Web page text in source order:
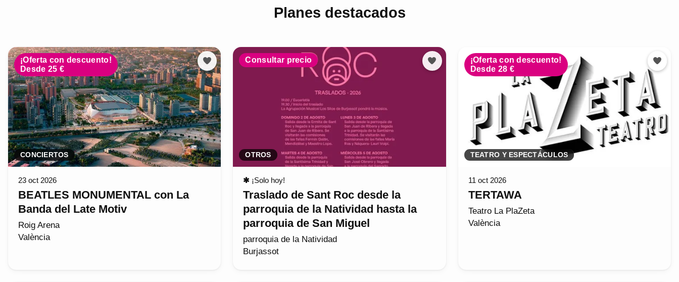
Planes destacados
¡Oferta con descuento!
Desde 25 €
CONCIERTOS
23 oct 2026
BEATLES MONUMENTAL con La
Banda del Late Motiv
Roig Arena
València
Consultar precio
OTROS
✱ ¡Solo hoy!
Traslado de Sant Roc desde la
parroquia de la Natividad hasta la
parroquia de San Miguel
parroquia de la Natividad
Burjassot
¡Oferta con descuento!
Desde 28 €
TEATRO Y ESPECTÁCULOS
11 oct 2026
TERTAWA
Teatro La PlaZeta
València